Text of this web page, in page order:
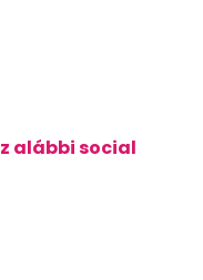
alábbi social